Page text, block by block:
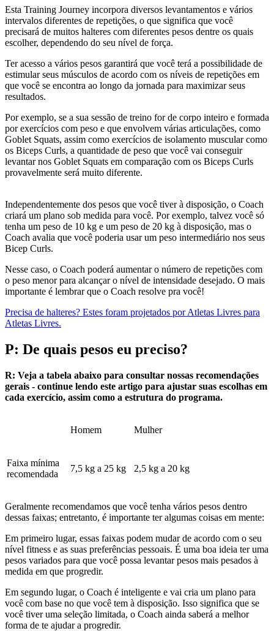
Esta Training Journey incorpora diversos levantamentos e vários
intervalos diferentes de repetições, o que significa que você
precisará de muitos halteres com diferentes pesos dentre os quais
escolher, dependendo do seu nível de força.
Ter acesso a vários pesos garantirá que você terá a possibilidade de
estimular seus músculos de acordo com os níveis de repetições em
que você se encontra ao longo da jornada para maximizar seus
resultados.
Por exemplo, se a sua sessão de treino for de corpo inteiro e formada
por exercícios com peso e que envolvem várias articulações, como
Goblet Squats, assim como exercícios de isolamento muscular como
os Biceps Curls, a quantidade de peso que você vai conseguir
levantar nos Goblet Squats em comparação com os Biceps Curls
provavelmente será muito diferente.
Independentemente dos pesos que você tiver à disposição, o Coach
criará um plano sob medida para você. Por exemplo, talvez você só
tenha um peso de 10 kg e um peso de 20 kg à disposição, mas o
Coach avalia que você poderia usar um peso intermediário nos seus
Bicep Curls.
Nesse caso, o Coach poderá aumentar o número de repetições com
o peso menor para alcançar o nível de intensidade desejado. O mais
importante é lembrar que o Coach resolve pra você!
Precisa de halteres? Estes foram projetados por Atletas Livres para
Atletas Livres.
P: De quais pesos eu preciso?
R: Veja a tabela abaixo para consultar nossas recomendações
gerais - continue lendo este artigo para ajustar suas escolhas em
cada exercício, assim como a estrutura do programa.
Homem Mulher
Faixa mínima
recomendada
7,5 kg a 25 kg 2,5 kg a 20 kg
Geralmente recomendamos que você tenha vários pesos dentro
dessas faixas; entretanto, é importante ter algumas coisas em mente:
Em primeiro lugar, essas faixas podem mudar de acordo com o seu
nível fitness e as suas preferências pessoais. É uma boa ideia ter uma
pesos variados para que você possa levantar pesos mais pesados à
medida em que progredir.
Em segundo lugar, o Coach é inteligente e vai cria um plano para
você com base no que você tem à disposição. Isso significa que se
você tiver uma seleção limitada, o Coach ainda saberá a melhor
forma de te ajudar a progredir.